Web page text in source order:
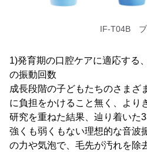
IF-T04B ブ
1)発育期の口腔ケアに適応する
の振動回数
成長段階の子どもたちのさまざ
に負担をかけること無く、より
研究を重ねた結果、辿り着いた
強くも弱くもない理想的な音波
の力や気泡で、毛先が汚れを除